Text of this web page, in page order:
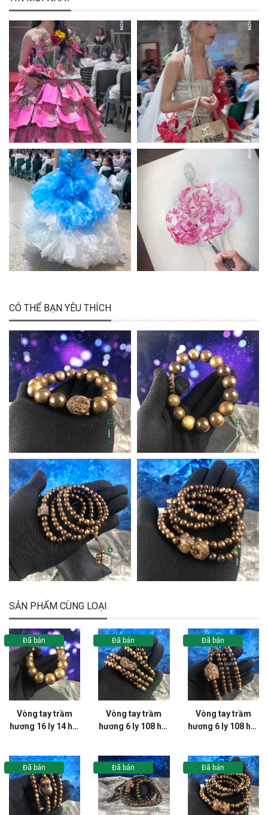
CÓ THỂ BẠN YÊU THÍCH
SẢN PHẨM CÙNG LOẠI
Vòng tay trầm
hương 16 ly 14 hạt
Đã bán
Vòng tay trầm
hương 6 ly 108 hạt
VT107LHFA
Đã bán
Vòng tay trầm
hương 6 ly 108 hạt
VT106LHFA
Đã bán
Đã bán Đã bán Đã bán